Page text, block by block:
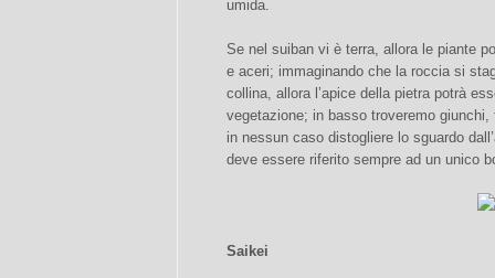
umida.
Se nel suiban vi è terra, allora le piante
e aceri; immaginando che la roccia si
collina, allora l’apice della pietra potrà
vegetazione; in basso troveremo
in nessun caso distogliere lo sguardo
deve essere riferito sempre ad un unico
Saikei